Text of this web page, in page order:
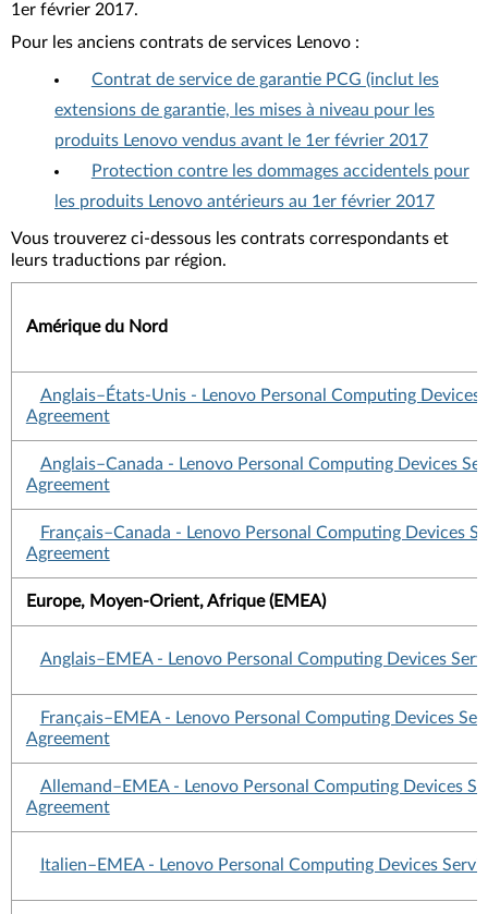
1er février 2017.
Pour les anciens contrats de services Lenovo :
Contrat de service de garantie PCG (inclut les
extensions de garantie, les mises à niveau pour les
produits Lenovo vendus avant le 1er février 2017
Protection contre les dommages accidentels pour
les produits Lenovo antérieurs au 1er février 2017
Vous trouverez ci-dessous les contrats correspondants et
leurs traductions par région.
Amérique du Nord
Anglais–États-Unis - Lenovo Personal Computing Devices
Agreement
Anglais–Canada - Lenovo Personal Computing Devices
Agreement
Français–Canada - Lenovo Personal Computing Devices
Agreement
Europe, Moyen-Orient, Afrique (EMEA)
Anglais–EMEA - Lenovo Personal Computing Devices
Français–EMEA - Lenovo Personal Computing Devices
Agreement
Allemand–EMEA - Lenovo Personal Computing Devices
Agreement
Italien–EMEA - Lenovo Personal Computing Devices